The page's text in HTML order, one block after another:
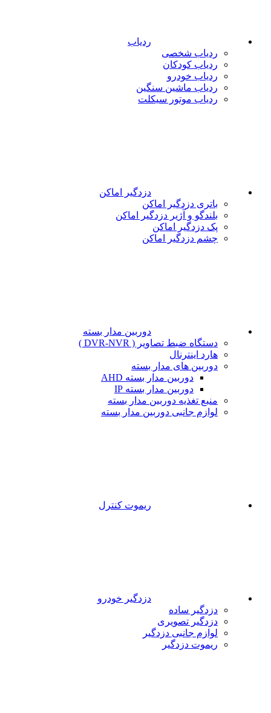
ردیاب
ردیاب شخصی
ردیاب کودکان
ردیاب خودرو
ردیاب ماشین سنگین
ردیاب موتور سیکلت
دزدگیر اماکن
باتری دزدگیر اماکن
بلندگو و آژیر دزدگیر اماکن
پک دزدگیر اماکن
چشم دزدگیر اماکن
دوربین مدار بسته
دستگاه ضبط تصاویر ( DVR-NVR )
هارد اینترنال
دوربین های مدار بسته
دوربین مدار بسته AHD
دوربین مدار بسته IP
منبع تغذیه دوربین مدار بسته
لوازم جانبی دوربین مدار بسته
ریموت کنترل
دزدگیر خودرو
دزدگیر ساده
دزدگیر تصویری
لوازم جانبی دزدگیر
ریموت دزدگیر